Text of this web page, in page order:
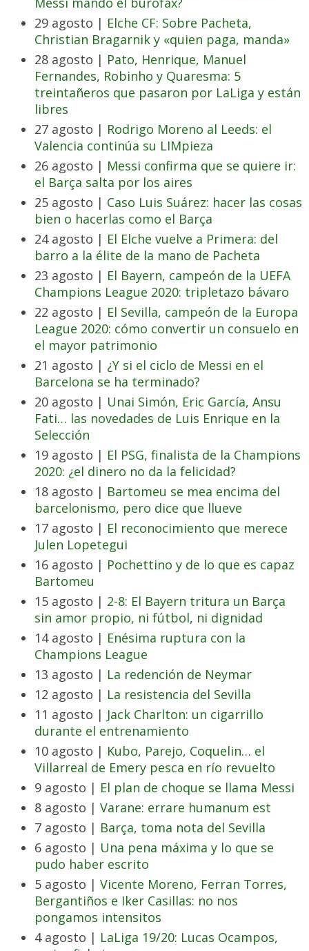
29 agosto | Elche CF: Sobre Pacheta,
Christian Bragarnik y «quien paga, manda»
28 agosto | Pato, Henrique, Manuel
Fernandes, Robinho y Quaresma: 5
treintañeros que pasaron por LaLiga y están
libres
27 agosto | Rodrigo Moreno al Leeds: el
Valencia continúa su LIMpieza
26 agosto | Messi confirma que se quiere ir:
el Barça salta por los aires
25 agosto | Caso Luis Suárez: hacer las cosas
bien o hacerlas como el Barça
24 agosto | El Elche vuelve a Primera: del
barro a la élite de la mano de Pacheta
23 agosto | El Bayern, campeón de la UEFA
Champions League 2020: tripletazo bávaro
22 agosto | El Sevilla, campeón de la Europa
League 2020: cómo convertir un consuelo en
el mayor patrimonio
21 agosto | ¿Y si el ciclo de Messi en el
Barcelona se ha terminado?
20 agosto | Unai Simón, Eric García, Ansu
Fati… las novedades de Luis Enrique en la
Selección
19 agosto | El PSG, finalista de la Champions
2020: ¿el dinero no da la felicidad?
18 agosto | Bartomeu se mea encima del
barcelonismo, pero dice que llueve
17 agosto | El reconocimiento que merece
Julen Lopetegui
16 agosto | Pochettino y de lo que es capaz
Bartomeu
15 agosto | 2-8: El Bayern tritura un Barça
sin amor propio, ni fútbol, ni dignidad
14 agosto | Enésima ruptura con la
Champions League
13 agosto | La redención de Neymar
12 agosto | La resistencia del Sevilla
11 agosto | Jack Charlton: un cigarrillo
durante el entrenamiento
10 agosto | Kubo, Parejo, Coquelin… el
Villarreal de Emery pesca en río revuelto
9 agosto | El plan de choque se llama Messi
8 agosto | Varane: errare humanum est
7 agosto | Barça, toma nota del Sevilla
6 agosto | Una pena máxima y lo que se
pudo haber escrito
5 agosto | Vicente Moreno, Ferran Torres,
Bergantiños e Iker Casillas: no nos
pongamos intensitos
4 agosto | LaLiga 19/20: Lucas Ocampos,